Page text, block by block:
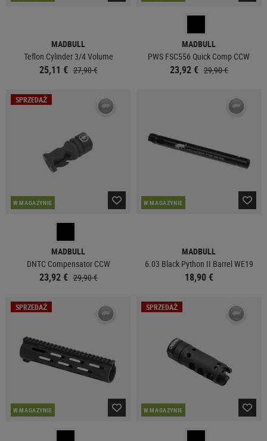
MADBULL
Teflon Cylinder 3/4 Volume
25,11 € 27,90 €
MADBULL
PWS FSC556 Quick Comp CCW
23,92 € 29,90 €
SPRZEDAŻ
W MAGAZYNIE
MADBULL
DNTC Compensator CCW
23,92 € 29,90 €
W MAGAZYNIE
MADBULL
6.03 Black Python II Barrel WE19
18,90 €
SPRZEDAŻ
W MAGAZYNIE
SPRZEDAŻ
W MAGAZYNIE